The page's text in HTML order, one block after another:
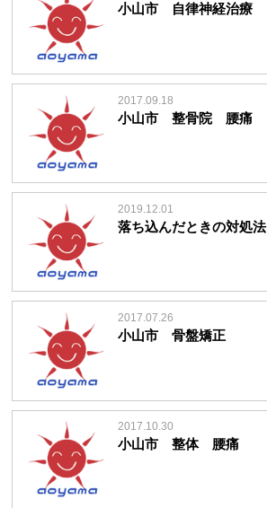
小山市 自律神経治療
2017.09.18
小山市 整骨院 腰痛
2019.12.01
落ち込んだときの対処法
2017.07.26
小山市 骨盤矯正
2017.10.30
小山市 整体 腰痛